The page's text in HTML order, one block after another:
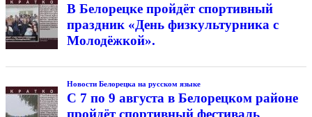
В Белорецке пройдёт спортивный
праздник «День физкультурника с
Молодёжкой».
Новости Белорецка на русском языке
С 7 по 9 августа в Белорецком районе
пройдёт спортивный фестиваль